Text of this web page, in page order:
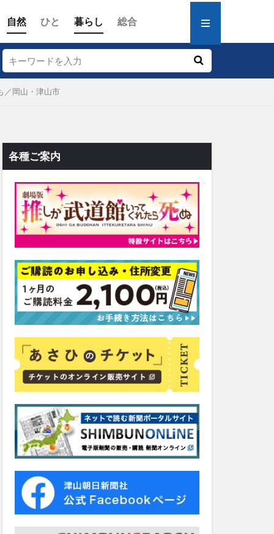
自然 ひと 暮らし 総合
岡山・津山市
各種ご案内